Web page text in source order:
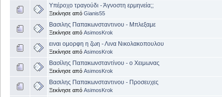
Υπέροχο τραγούδι - Άγνοστη ερμηνεία;;
Ξεκίνησε από Gianis55
Βασιλης Παπακωνσταντινου - Μπλεξαμε
Ξεκίνησε από AsimosKrok
ειναι ομορφη η ζωη - Λινα Νικολακοπουλου
Ξεκίνησε από AsimosKrok
Βασίλης Παπακωνσταντίνου - ο Χειμωνας
Ξεκίνησε από AsimosKrok
Βασιλης Παπακωνσταντινου - Προσευχες
Ξεκίνησε από AsimosKrok